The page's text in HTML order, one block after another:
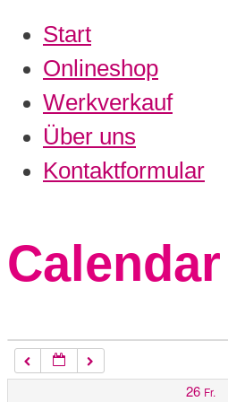
Start
Onlineshop
Werkverkauf
Über uns
Kontaktformular
Calendar
26 Fr.
2:00
5:00
7:00